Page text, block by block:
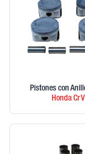
Pistones con
HondaCr V